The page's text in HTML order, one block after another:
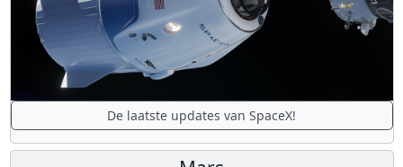
De laatste updates van SpaceX!